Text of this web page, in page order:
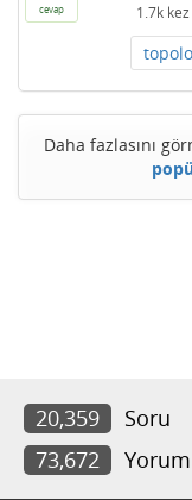
cevap
1.7kkez
Daha fazlasını
20,359 Soru
73,672
Yorum